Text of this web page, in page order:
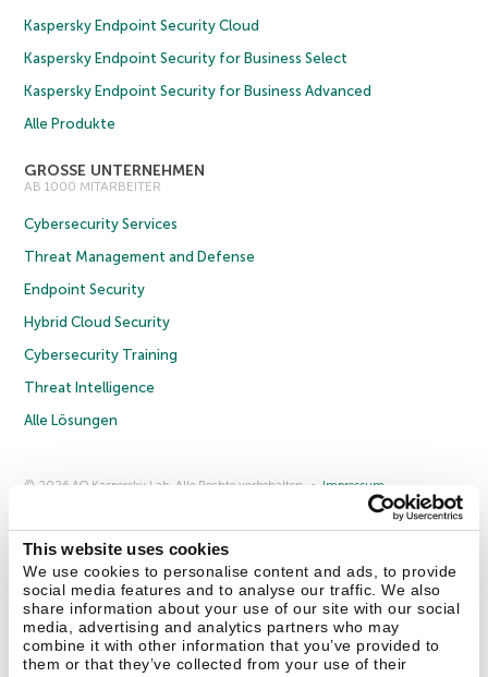
This website uses cookies
We use cookies to personalise content and ads, to provide
social media features and to analyse our traffic. We also
share information about your use of our site with our social
media, advertising and analytics partners who may
combine it with other information that you’ve provided to
them or that they’ve collected from your use of their
Kaspersky Endpoint Security Cloud
Kaspersky Endpoint Security for Business Select
Kaspersky Endpoint Security for Business Advanced
Alle Produkte
GROSSE UNTERNEHMEN
AB 1000 MITARBEITER
Cybersecurity Services
Threat Management and Defense
Endpoint Security
Hybrid Cloud Security
Cybersecurity Training
Threat Intelligence
Alle Lösungen
© 2026 AO Kaspersky Lab. Alle Rechte vorbehalten.
Impressum
Lizenzvereinbarung B2B
Anmeldung zum Newsletter für B2B-Vertriebspartner
Kontakt Über uns Partner Blog
Weitere Informationen
Pressemitteilungen
Securelist Eugene Personal Blog Enzyklopädie